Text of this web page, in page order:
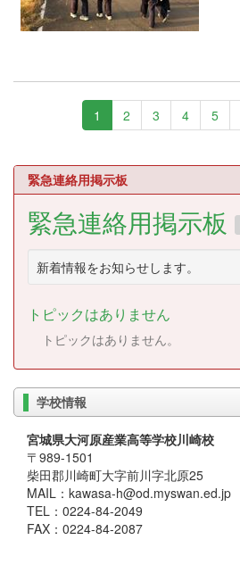
1 2 3 4 5
緊急連絡用掲示板
緊急連絡用掲示板
新着情報をお知らせします。
トピックはありません
トピックはありません。
学校情報
宮城県大河原産業高等学校川崎校
〒989-1501
柴田郡川崎町大字前川字北原25
MAIL：kawasa-h@od.myswan.ed.jp
TEL：0224-84-2049
FAX：0224-84-2087